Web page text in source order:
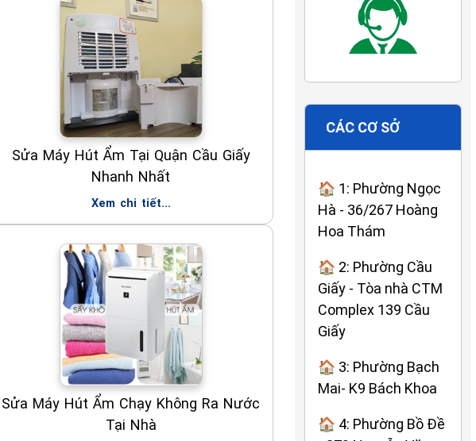
Sửa Máy Hút Ẩm Tại Quận Cầu Giấy
Nhanh Nhất
Xem chi tiết...
Sửa Máy Hút Ẩm Chạy Không Ra Nước
Tại Nhà
CÁC CƠ SỞ
🏠 1: Phường Ngọc
Hà - 36/267 Hoàng
Hoa Thám
🏠 2: Phường Cầu
Giấy - Tòa nhà CTM
Complex 139 Cầu
Giấy
🏠 3: Phường Bạch
Mai- K9 Bách Khoa
🏠 4: Phường Bồ Đề